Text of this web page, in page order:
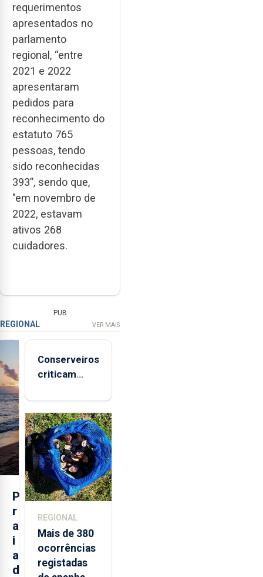
requerimentos
apresentados no
parlamento
regional, “entre
2021 e 2022
apresentaram
pedidos para
reconhecimento do
estatuto 765
pessoas, tendo
sido reconhecidas
393”, sendo que,
"em novembro de
2022, estavam
ativos 268
cuidadores.
PUB
REGIONAL VER MAIS
P
r
a
i
a
d
Conserveiros
criticam
brancas com
selo Marca
Açores
REGIONAL
Mais de 380
ocorrências
registadas